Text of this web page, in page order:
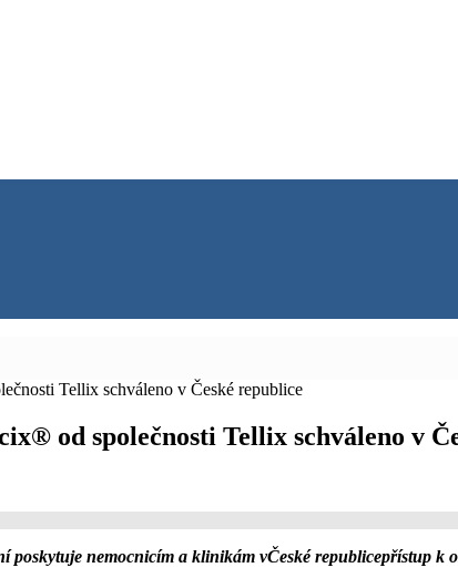
Tellix schváleno v České republice
od společnosti Tellix schváleno v
nemocnicím a klinikám vČeské republicepřístup k